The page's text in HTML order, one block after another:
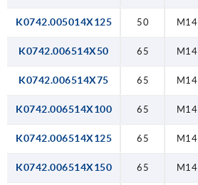
K0742.005014X125 50 M14
K0742.006514X50 65 M14
K0742.006514X75 65 M14
K0742.006514X100 65 M14
K0742.006514X125 65 M14
K0742.006514X150 65 M14